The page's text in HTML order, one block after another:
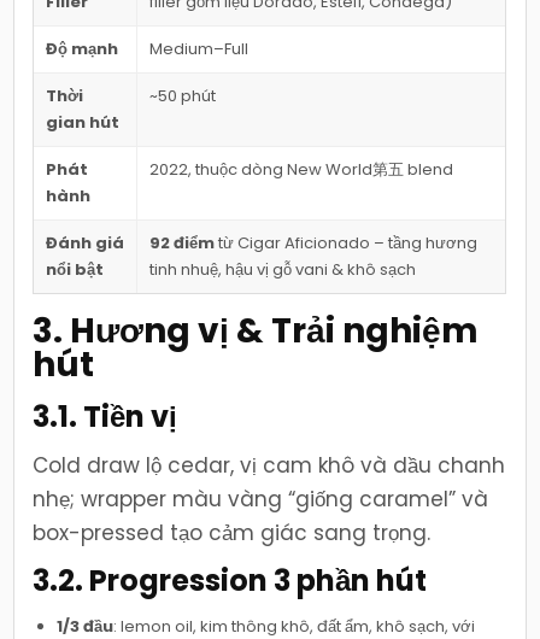
Độ mạnh Medium–Full
Thời
gian hút
~50 phút
Phát
hành
2022, thuộc dòng New World第五 blend
Đánh giá
nổi bật
92 điểmtừ Cigar Aficionado – tầng hương
tinh nhuệ, hậu vị gỗ vani & khô sạch
3. Hương vị & Trải nghiệm
hút
3.1. Tiền vị
Cold draw lộ cedar, vị cam khô và dầu chanh
nhẹ; wrapper màu vàng “giống caramel” và
box-pressed tạo cảm giác sang trọng.
3.2. Progression 3 phần hút
1/3 đầu: lemon oil, kim thông khô, đất ẩm, khô sạch, với